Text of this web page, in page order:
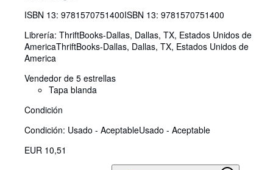
ISBN 13: 9781570751400ISBN 13: 9781570751400
Librería: ThriftBooks-Dallas, Dallas, TX, Estados Unidos de
AmericaThriftBooks-Dallas, Dallas, TX, Estados Unidos de
America
Vendedor de 5 estrellas
Tapa blanda
Condición
Condición: Usado - AceptableUsado - Aceptable
EUR 10,51